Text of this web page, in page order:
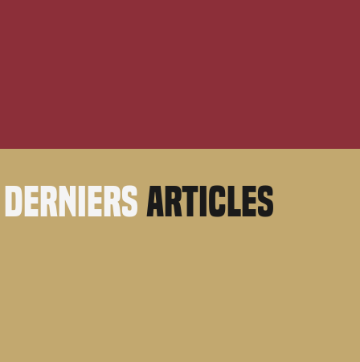
derniersarticles